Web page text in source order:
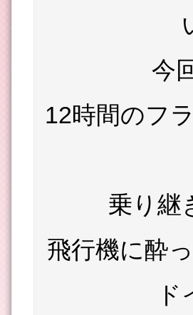
今
12時間のフ
乗り継
飛行機に酔